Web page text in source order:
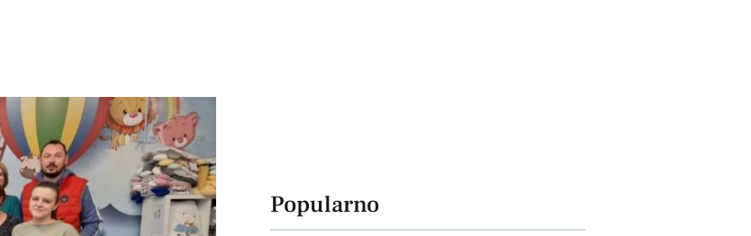
Popularno